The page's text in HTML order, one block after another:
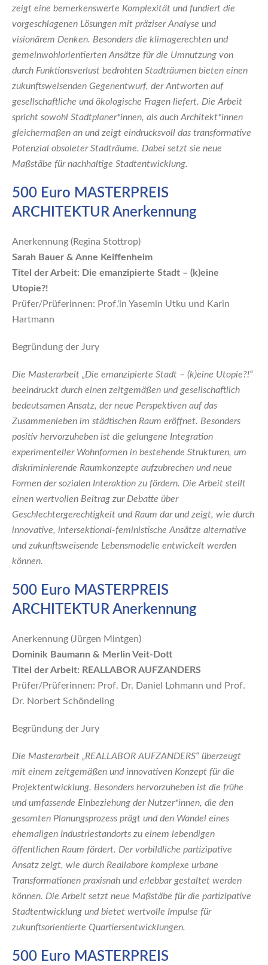
zeigt eine bemerkenswerte Komplexität und fundiert die
vorgeschlagenen Lösungen mit präziser Analyse und
visionärem Denken. Besonders die klimagerechten und
gemeinwohlorientierten Ansätze für die Umnutzung von
durch Funktionsverlust bedrohten Stadträumen bieten einen
zukunftsweisenden Gegenentwurf, der Antworten auf
gesellschaftliche und ökologische Fragen liefert. Die Arbeit
spricht sowohl Stadtplaner*innen, als auch Architekt*innen
gleichermaßen an und zeigt eindrucksvoll das transformative
Potenzial obsoleter Stadträume. Dabei setzt sie neue
Maßstäbe für nachhaltige Stadtentwicklung.
500 Euro MASTERPREIS
ARCHITEKTUR Anerkennung
Anerkennung (Regina Stottrop)
Sarah Bauer & Anne Keiffenheim
Titel der Arbeit: Die emanzipierte Stadt – (k)eine
Utopie?!
Prüfer/Prüferinnen: Prof.‘in Yasemin Utku und Karin
Hartmann
Begründung der Jury
Die Masterarbeit „Die emanzipierte Stadt – (k)eine Utopie?!“
beeindruckt durch einen zeitgemäßen und gesellschaftlich
bedeutsamen Ansatz, der neue Perspektiven auf das
Zusammenleben im städtischen Raum eröffnet. Besonders
positiv hervorzuheben ist die gelungene Integration
experimenteller Wohnformen in bestehende Strukturen, um
diskriminierende Raumkonzepte aufzubrechen und neue
Formen der sozialen Interaktion zu fördern. Die Arbeit stellt
einen wertvollen Beitrag zur Debatte über
Geschlechtergerechtigkeit und Raum dar und zeigt, wie durch
innovative, intersektional-feministische Ansätze alternative
und zukunftsweisende Lebensmodelle entwickelt werden
können.
500 Euro MASTERPREIS
ARCHITEKTUR Anerkennung
Anerkennung (Jürgen Mintgen)
Dominik Baumann & Merlin Veit-Dott
Titel der Arbeit: REALLABOR AUFZANDERS
Prüfer/Prüferinnen: Prof. Dr. Daniel Lohmann und Prof.
Dr. Norbert Schöndeling
Begründung der Jury
Die Masterarbeit „REALLABOR AUFZANDERS“ überzeugt
mit einem zeitgemäßen und innovativen Konzept für die
Projektentwicklung. Besonders hervorzuheben ist die frühe
und umfassende Einbeziehung der Nutzer*innen, die den
gesamten Planungsprozess prägt und den Wandel eines
ehemaligen Industriestandorts zu einem lebendigen
öffentlichen Raum fördert. Der vorbildliche partizipative
Ansatz zeigt, wie durch Reallabore komplexe urbane
Transformationen praxisnah und erlebbar gestaltet werden
können. Die Arbeit setzt neue Maßstäbe für die partizipative
Stadtentwicklung und bietet wertvolle Impulse für
zukunftsorientierte Quartiersentwicklungen.
500 Euro MASTERPREIS